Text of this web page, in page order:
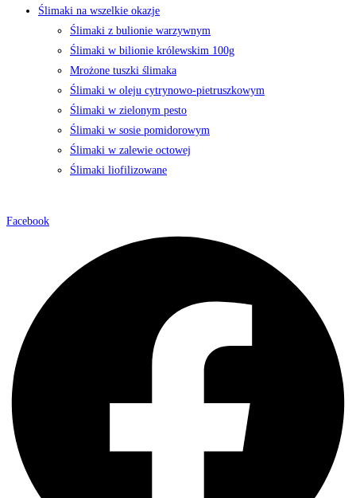
Ślimaki na wszelkie okazje
Ślimaki z bulionie warzywnym
Ślimaki w bilionie królewskim 100g
Mrożone tuszki ślimaka
Ślimaki w oleju cytrynowo-pietruszkowym
Ślimaki w zielonym pesto
Ślimaki w sosie pomidorowym
Ślimaki w zalewie octowej
Ślimaki liofilizowane
Facebook